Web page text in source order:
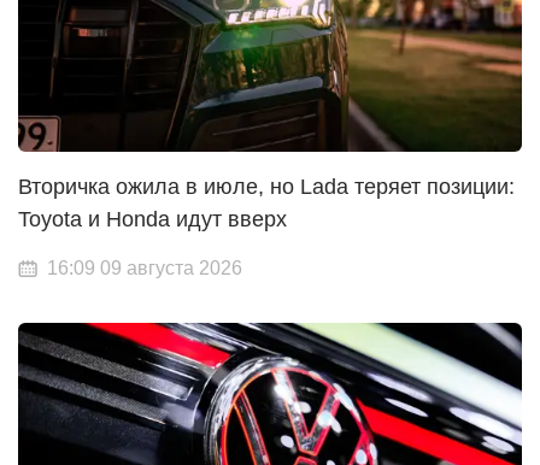
Вторичка ожила в июле, но Lada теряет позиции:
Toyota и Honda идут вверх
16:09 09 августа 2026